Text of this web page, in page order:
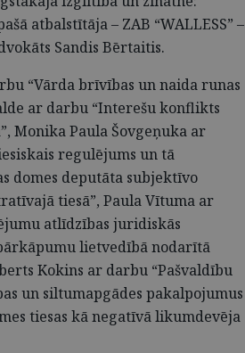
atbalstītāja – ZAB “WALLESS” –
Sandis Bērtaitis.
“Vārda brīvības un naida runas
ar darbu “Interešu konflikts
Monika Paula Šovgeņuka ar
regulējums un tā
domes deputāta subjektīvo
tiesā”, Paula Vītuma ar
atlīdzības juridiskās
lietvedībā nodarītā
Kokins ar darbu “Pašvaldību
un siltumapgādes pakalpojumus
tiesas kā negatīvā likumdevēja